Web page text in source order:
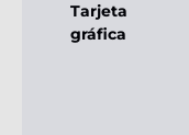
Tarjeta
gráfica